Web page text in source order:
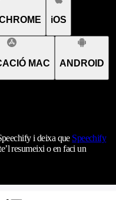
iOS
MAC ANDROID
i deixa que Speechify
resumeixi o en faci un